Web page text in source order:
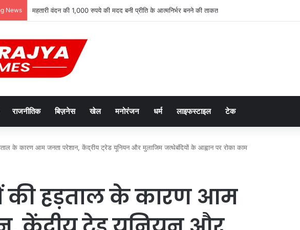
News महतारी वंदन की 1,000 रुपये की मदद बनी प्रीति के आत्मनिर्भर बनने की ताकत
राजनीतिक बिज़नेस खेल मनोरंजन धर्म लाइफस्टाइल टेक
के कारण आम जनता परेशान, केंद्रीय ट्रेड यूनियन और मुलाजिम जत्थेबंदियों के आह्वान पर रोका काम
की हड़ताल के कारण आम